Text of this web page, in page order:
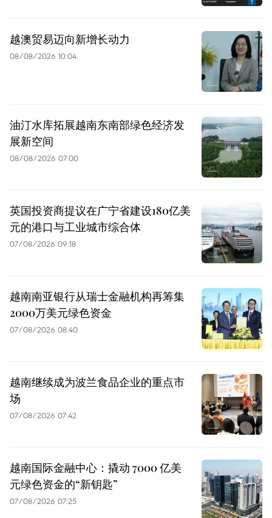
越澳贸易迈向新增长动力
08/08/2026 10:04
油汀水库拓展越南东南部绿色经济发
展新空间
08/08/2026 07:00
英国投资商提议在广宁省建设180亿美
元的港口与工业城市综合体
07/08/2026 09:18
越南南亚银行从瑞士金融机构再筹集
2000万美元绿色资金
07/08/2026 08:40
越南继续成为波兰食品企业的重点市
场
07/08/2026 07:42
越南国际金融中心：撬动 7000 亿美
元绿色资金的“新钥匙”
07/08/2026 07:25